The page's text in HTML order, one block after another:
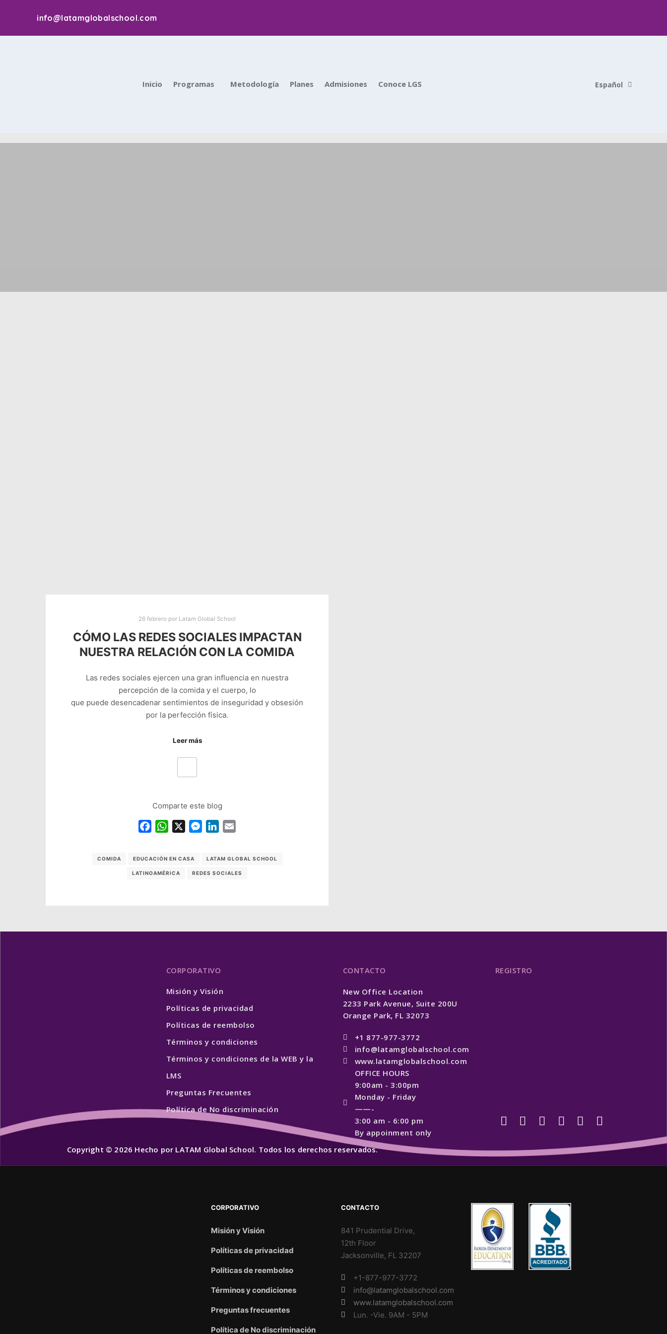
info@latamglobalschool.com
Inicio Programas Metodología Planes Admisiones Conoce LGS Español
English
26 febrero por Latam Global School
CÓMO LAS REDES SOCIALES IMPACTAN
NUESTRA RELACIÓN CON LA COMIDA
Las redes sociales ejercen una gran influencia en nuestra
percepción de la comida y el cuerpo, lo
que puede desencadenar sentimientos de inseguridad y obsesión
por la perfección física.
Leer más
Comparte este blog
FacebookWhatsApp Messenger
LinkedIn
COMIDA EDUCACIÓN EN CASA LATAM GLOBAL SCHOOL
LATINOAMÉRICA REDES SOCIALES
CORPORATIVO
Misión y Visión
Políticas de privacidad
Políticas de reembolso
Términos y condiciones
Términos y condiciones de la WEB y la
LMS
Preguntas Frecuentes
Política de No discriminación
CONTACTO
New Office Location
2233 Park Avenue, Suite 200U
Orange Park, FL 32073
+1 877-977-3772
info@latamglobalschool.com
www.latamglobalschool.com
OFFICE HOURS
9:00am - 3:00pm
Monday - Friday
——-
3:00 am - 6:00 pm
By appoinment only
REGISTRO
Copyright © 2026 Hecho por LATAM Global School. Todos los derechos reservados.
CORPORATIVO
Misión y Visión
Políticas de privacidad
Políticas de reembolso
Términos y condiciones
Preguntas frecuentes
Política de No discriminación
CONTACTO
841 Prudential Drive,
12th Floor
Jacksonville, FL 32207
+1-877-977-3772
info@latamglobalschool.com
www.latamglobalschool.com
Lun. -Vie. 9AM - 5PM